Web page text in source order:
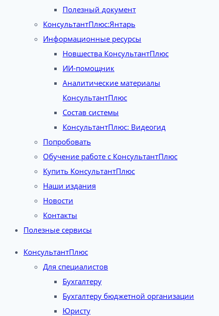
Полезный документ
КонсультантПлюс:Янтарь
Информационные ресурсы
Новшества КонсультантПлюс
ИИ-помощник
Аналитические материалы
КонсультантПлюс
Состав системы
КонсультантПлюс: Видеогид
Попробовать
Обучение работе с КонсультантПлюс
Купить КонсультантПлюс
Наши издания
Новости
Контакты
Полезные сервисы
КонсультантПлюс
Для специалистов
Бухгалтеру
Бухгалтеру бюджетной организации
Юристу